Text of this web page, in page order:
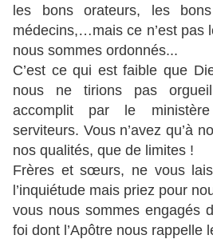
les bons orateurs, les
médecins,…mais ce n’est pas
nous sommes ordonnés...
C’est ce qui est faible que
nous ne tirions pas
accomplit par le
serviteurs. Vous n’avez qu’à
nos qualités, que de limites !
Frères et sœurs, ne vous
l’inquiétude mais priez pour
vous nous sommes engagés
foi dont l’Apôtre nous rappelle